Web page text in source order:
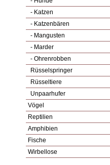
- Katzen
- Katzenbären
- Mangusten
- Marder
- Ohrenrobben
Rüsselspringer
Rüsseltiere
Unpaarhufer
Vögel
Reptilien
Amphibien
Fische
Wirbellose